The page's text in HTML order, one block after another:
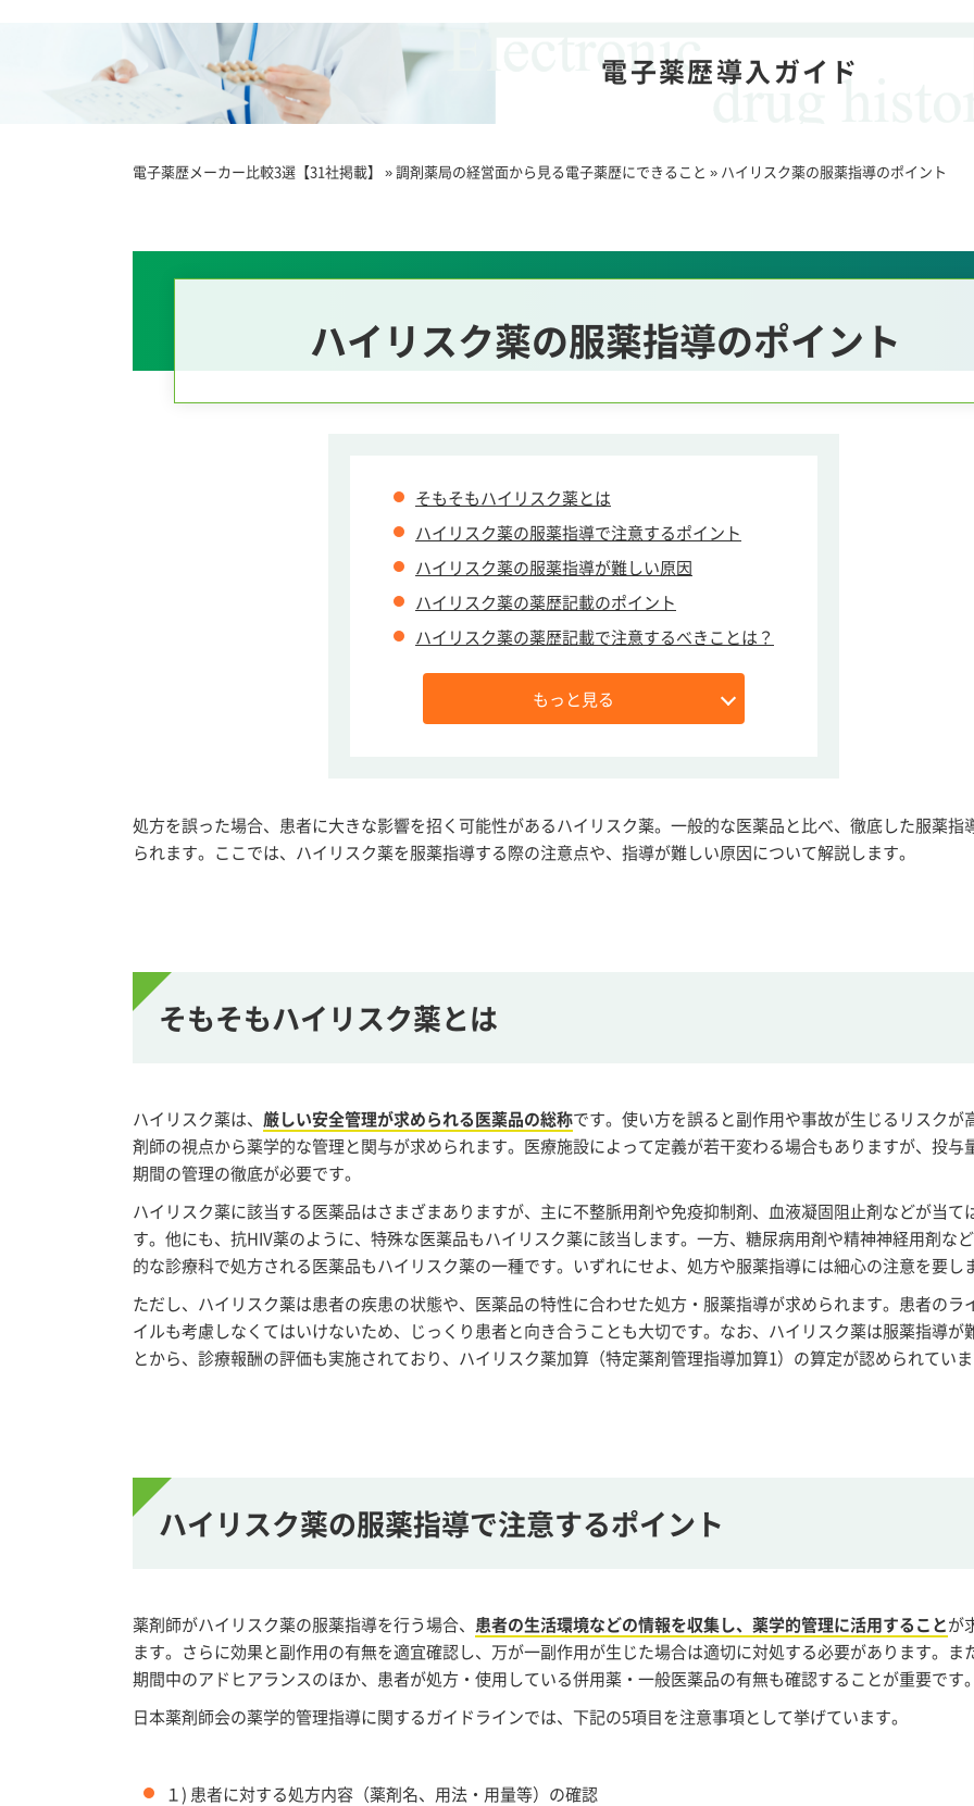
電子薬歴導入ガイド
電子薬歴メーカー比較3選【31社掲載】 »調剤薬局の経営面から見る電子薬歴にできること » ハイリスク薬の服薬指導のポイント
ハイリスク薬の服薬指導のポイント
そもそもハイリスク薬とは
ハイリスク薬の服薬指導で注意するポイント
ハイリスク薬の服薬指導が難しい原因
ハイリスク薬の薬歴記載のポイント
ハイリスク薬の薬歴記載で注意するべきことは？
もっと見る
処方を誤った場合、患者に大きな影響を招く可能性があるハイリスク薬。一般的な医薬品と比べ、徹底した服薬指
られます。ここでは、ハイリスク薬を服薬指導する際の注意点や、指導が難しい原因について解説します。
そもそもハイリスク薬とは
ハイリスク薬は、 厳しい安全管理が求められる医薬品の総称です。使い方を誤ると副作用や事故が生じるリスクが
剤師の視点から薬学的な管理と関与が求められます。医療施設によって定義が若干変わる場合もありますが、投与
期間の管理の徹底が必要です。
ハイリスク薬に該当する医薬品はさまざまありますが、主に不整脈用剤や免疫抑制剤、血液凝固阻止剤などが当て
す。他にも、抗HIV薬のように、特殊な医薬品もハイリスク薬に該当します。一方、糖尿病用剤や精神神経用剤な
的な診療科で処方される医薬品もハイリスク薬の一種です。いずれにせよ、処方や服薬指導には細心の注意を要し
ただし、ハイリスク薬は患者の疾患の状態や、医薬品の特性に合わせた処方・服薬指導が求められます。患者のラ
イルも考慮しなくてはいけないため、じっくり患者と向き合うことも大切です。なお、ハイリスク薬は服薬指導が
とから、診療報酬の評価も実施されており、ハイリスク薬加算（特定薬剤管理指導加算1）の算定が認められていま
ハイリスク薬の服薬指導で注意するポイント
薬剤師がハイリスク薬の服薬指導を行う場合、 患者の生活環境などの情報を収集し、薬学的管理に活用することが
ます。さらに効果と副作用の有無を適宜確認し、万が一副作用が生じた場合は適切に対処する必要があります。ま
期間中のアドヒアランスのほか、患者が処方・使用している併用薬・一般医薬品の有無も確認することが重要です。
日本薬剤師会の薬学的管理指導に関するガイドラインでは、下記の5項目を注意事項として挙げています。
１) 患者に対する処方内容（薬剤名、用法・用量等）の確認